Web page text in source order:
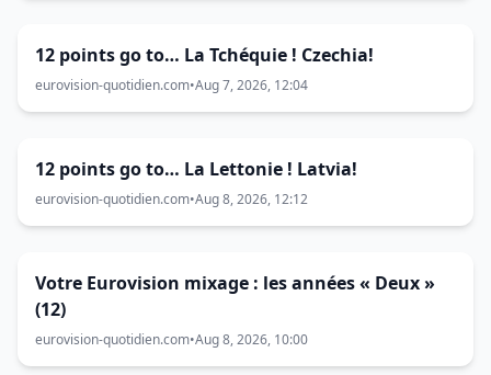
12 points go to… La Tchéquie ! Czechia!
eurovision-quotidien.com•Aug 7, 2026, 12:04
12 points go to… La Lettonie ! Latvia!
eurovision-quotidien.com•Aug 8, 2026, 12:12
Votre Eurovision mixage : les années « Deux »
(12)
eurovision-quotidien.com•Aug 8, 2026, 10:00